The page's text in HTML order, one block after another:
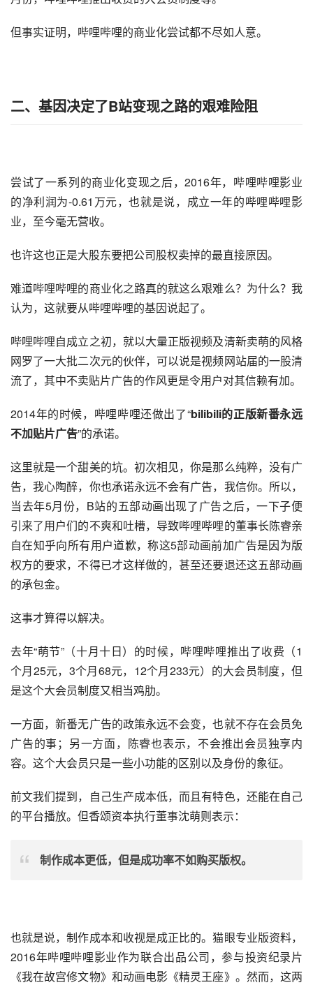
但事实证明，哔哩哔哩的商业化尝试都不尽如人意。
二、基因决定了B站变现之路的艰难险阻
尝试了一系列的商业化变现之后，2016年，哔哩哔哩影业
的净利润为-0.61万元，也就是说，成立一年的哔哩哔哩影
业，至今毫无营收。
也许这也正是大股东要把公司股权卖掉的最直接原因。
难道哔哩哔哩的商业化之路真的就这么艰难么？为什么？我
认为，这就要从哔哩哔哩的基因说起了。
哔哩哔哩自成立之初，就以大量正版视频及清新卖萌的风格
网罗了一大批二次元的伙伴，可以说是视频网站届的一股清
流了，其中不卖贴片广告的作风更是令用户对其信赖有加。
2014年的时候，哔哩哔哩还做出了“bilibili的正版新番永远
不加贴片广告”的承诺。
这里就是一个甜美的坑。初次相见，你是那么纯粹，没有广
告，我心陶醉，你也承诺永远不会有广告，我信你。所以，
当去年5月份，B站的五部动画出现了广告之后，一下子便
引来了用户们的不爽和吐槽，导致哔哩哔哩的董事长陈睿亲
自在知乎向所有用户道歉，称这5部动画前加广告是因为版
权方的要求，不得已才这样做的，甚至还要退还这五部动画
的承包金。
这事才算得以解决。
去年“萌节”（十月十日）的时候，哔哩哔哩推出了收费（1
个月25元，3个月68元，12个月233元）的大会员制度，但
是这个大会员制度又相当鸡肋。
一方面，新番无广告的政策永远不会变，也就不存在会员免
广告的事；另一方面，陈睿也表示，不会推出会员独享内
容。这个大会员只是一些小功能的区别以及身份的象征。
前文我们提到，自己生产成本低，而且有特色，还能在自己
的平台播放。但香颂资本执行董事沈萌则表示：
制作成本更低，但是成功率不如购买版权。
也就是说，制作成本和收视是成正比的。猫眼专业版资料，
2016年哔哩哔哩影业作为联合出品公司，参与投资纪录片
《我在故宫修文物》和动画电影 《精灵王座》。然而，这两